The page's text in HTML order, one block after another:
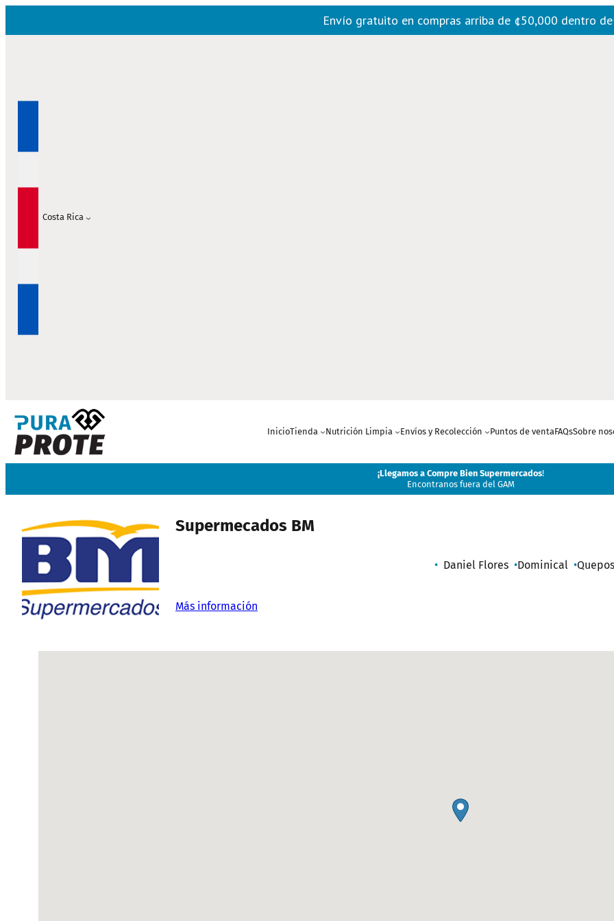
Envío gratuito en compras arriba de ¢50,000 dentro
Costa Rica
InicioTienda Nutrición Limpia Envíos y Recolección Puntos de ventaFAQsSobre
¡Llegamos a Compre Bien Supermercados!
Encontranos fuera del GAM
Supermecados BM
Daniel Flores Dominical Quepos
Más información